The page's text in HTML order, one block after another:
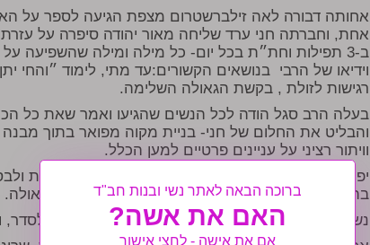
אחותה דבורה לאה זילברשטרום מצפת הגיעה לספר על
אחת, וחברתה חני ערד שליחה מאור יהודה סיפרה על
ב-3 תפילות וחת״ת בכל יום- כל מילה ומילה שהשפיעה
וידיאו של הרבי בנושאים הקשורים:עד מתי, לימוד ״והחי
רגישות לזולת , בקשת הגאולה השלימה.
בעלה הרב סגל הודה לכל הנשים שהגיעו ואמר שאת כל
וויתור רציני על עניינים פרטיים למען הכלל.
יפוש ברכהן הגיעה לנגן- ניגונים של געגועים, התעוררות
בהחלטות טובות בחינוך ילדים , הידור מיצוה, וזרוז הגאולה.
נשים רבות נרתמו לעזרת הכנס הן באופן פיזי לארגן
ברוכה הבאה לאתר נשי ובנות חב"ד
האם את אשה?
אם את אישה - לחצי אישור